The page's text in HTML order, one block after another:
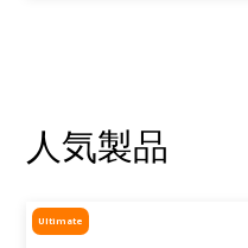
人気製品
Ultimate